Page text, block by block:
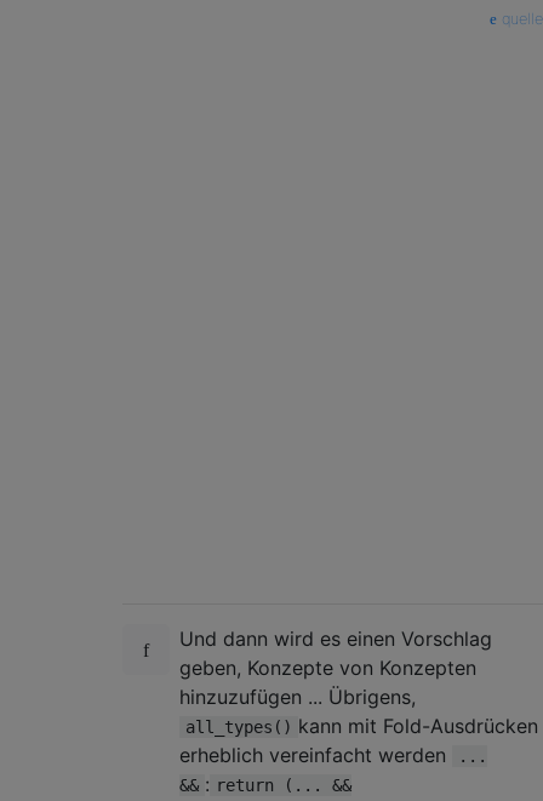
quelle
Und dann wird es einen Vorschlag
geben, Konzepte von Konzepten
hinzuzufügen ... Übrigens,
all_types() kann mit Fold-Ausdrücken
erheblich vereinfacht werden
...
&& : return (... &&